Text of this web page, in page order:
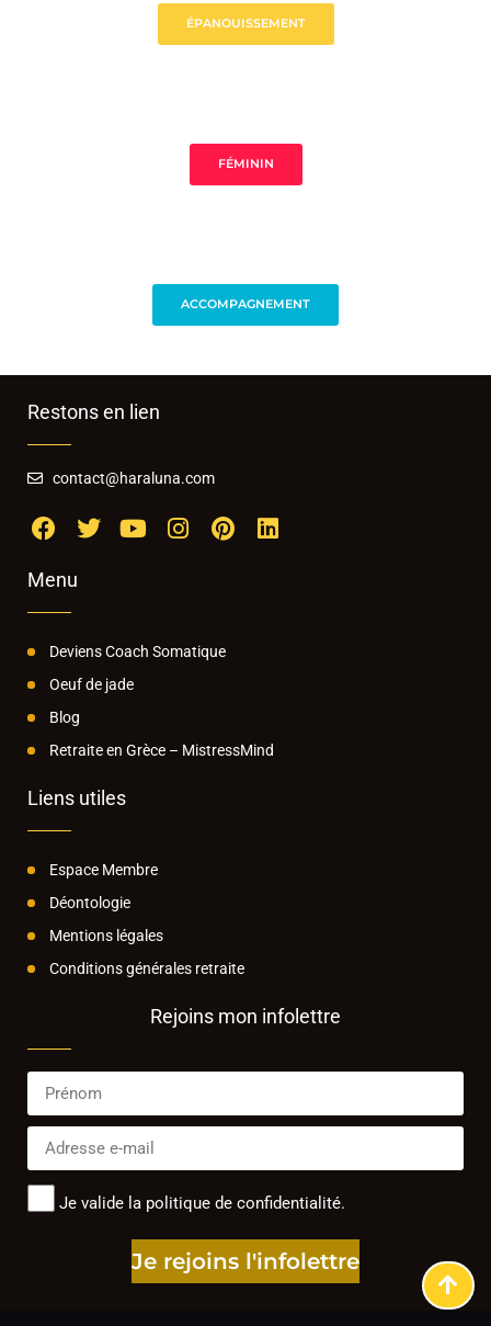
ÉPANOUISSEMENT
FÉMININ
ACCOMPAGNEMENT
Restons en lien
contact@haraluna.com
Menu
Deviens Coach Somatique
Oeuf de jade
Blog
Retraite en Grèce – MistressMind
Liens utiles
Espace Membre
Déontologie
Mentions légales
Conditions générales retraite
Rejoins mon infolettre
Je valide la politique de confidentialité.
Je rejoins l'infolettre